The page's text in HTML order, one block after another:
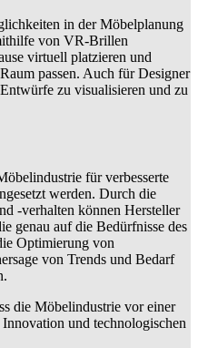
in der Möbelplanung
von VR-Brillen
virtuell platzieren und
passen. Auch für Designer
zu visualisieren und zu
für verbesserte
werden. Durch die
-verhalten können Hersteller
genau auf die Bedürfnisse des
Optimierung von
von Trends und Bedarf
die Möbelindustrie vor einer
und technologischen